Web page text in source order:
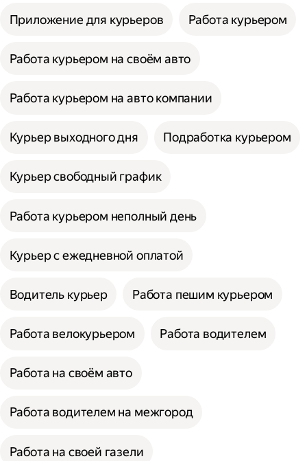
Приложение для курьеров Работа курьером
Работа курьером на своём авто
Работа курьером на авто компании
Курьер выходного дня Подработка курьером
Курьер свободный график
Работа курьером неполный день
Курьер с ежедневной оплатой
Водитель курьер Работа пешим курьером
Работа велокурьером Работа водителем
Работа на своём авто
Работа водителем на межгород
Работа на своей газели